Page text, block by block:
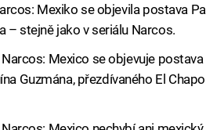
Mexiko se objevila postava
– stejně jako v seriálu Narcos.
Mexico se objevuje
Guzmána, přezdívaného El